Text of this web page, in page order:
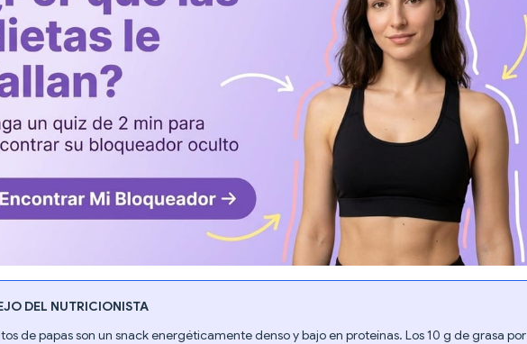
DEL NUTRICIONISTA
de papas son un snack energéticamente denso y bajo en proteínas. Los 10 g de grasa por